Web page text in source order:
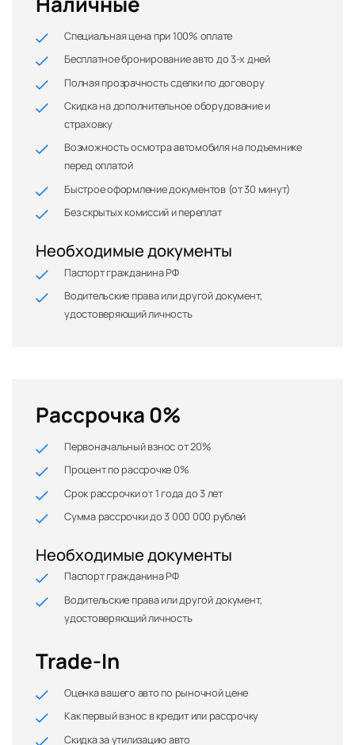
Специальная цена при 100% оплате
Бесплатное бронирование авто до 3-х дней
Полная прозрачность сделки по договору
Скидка на дополнительное оборудование и
страховку
Возможность осмотра автомобиля на подъемнике
перед оплатой
Быстрое оформление документов (от 30 минут)
Без скрытых комиссий и переплат
Необходимые документы
Паспорт гражданина РФ
Водительские права или другой документ,
удостоверяющий личность
Рассрочка 0%
Первоначальный взнос от 20%
Процент по рассрочке 0%
Срок рассрочки от 1 года до 3 лет
Сумма рассрочки до 3 000 000 рублей
Необходимые документы
Паспорт гражданина РФ
Водительские права или другой документ,
удостоверяющий личность
Trade-In
Оценка вашего авто по рыночной цене
Как первый взнос в кредит или рассрочку
Скидка за утилизацию авто